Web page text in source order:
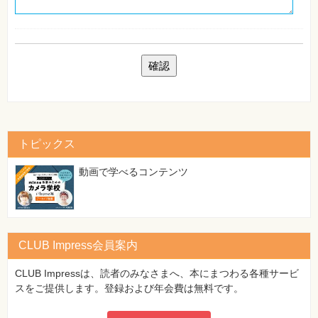
ー
特
⼀
覧
トピックス
動画で学べるコンテンツ
CLUB Impress会員案内
CLUB Impressは、読者のみなさまへ、本にまつわる各種サービ
スをご提供します。登録および年会費は無料です。